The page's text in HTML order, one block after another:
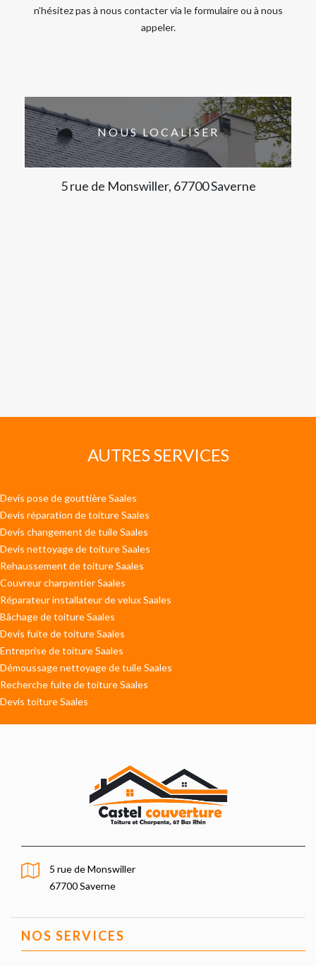
n’hésitez pas à nous contacter via le formulaire ou à nous
appeler.
NOUS LOCALISER
5 rue de Monswiller, 67700 Saverne
AUTRES SERVICES
Devis pose de gouttière Saales
Devis réparation de toiture Saales
Devis changement de tuile Saales
Devis nettoyage de toiture Saales
Rehaussement de toiture Saales
Couvreur charpentier Saales
Réparateur installateur de velux Saales
Bâchage de toiture Saales
Devis fuite de toiture Saales
Entreprise de toiture Saales
Démoussage nettoyage de tuile Saales
Recherche fuite de toiture Saales
Devis toiture Saales
5 rue de Monswiller
67700 Saverne
NOS SERVICES